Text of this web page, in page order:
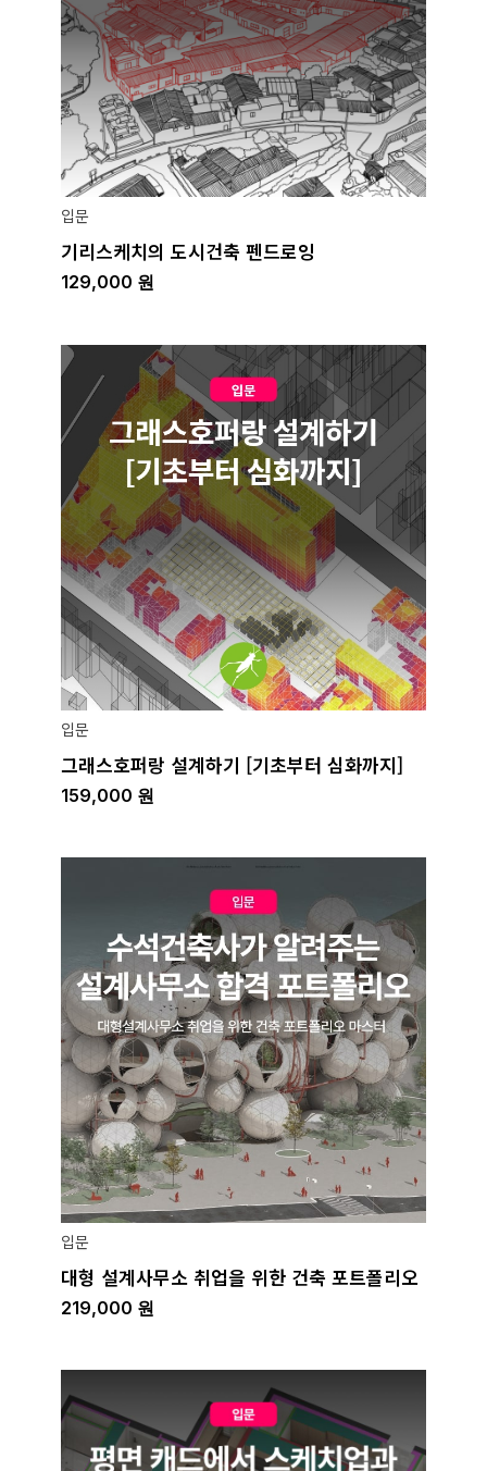
입문
기리스케치의 도시건축 펜드로잉
129,000 원
입문
그래스호퍼랑 설계하기 [기초부터 심화까지]
159,000 원
입문
대형 설계사무소 취업을 위한 건축 포트폴리오
219,000 원